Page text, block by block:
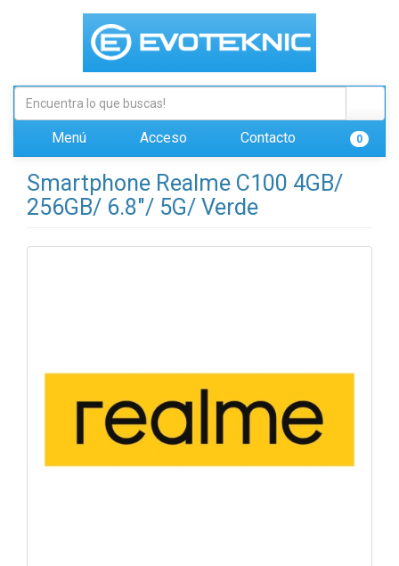
Menú Acceso Contacto 0
Smartphone Realme C100 4GB/
256GB/ 6.8"/ 5G/ Verde